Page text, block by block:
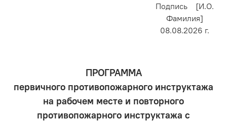
Подпись [И.О.
Фамилия]
08.08.2026 г.
ПРОГРАММА
первичного противопожарного инструктажа
на рабочем месте и повторного
противопожарного инструктажа с